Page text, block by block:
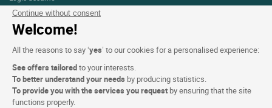
Continue without consent
Welcome!
All the reasons to say ‘yes’ to our cookies for a personalised experience:
See offers tailoredto your interests.
To better understand your needs by producing statistics.
To provide you with the services you request by ensuring that the site
functions properly.
Spazio stampa
Condizioni del sito
Avviso Legale
Protezione dei dati personali (RGPD)